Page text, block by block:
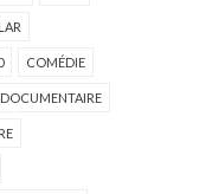
COMÉDIE
DOCUMENTAIRE